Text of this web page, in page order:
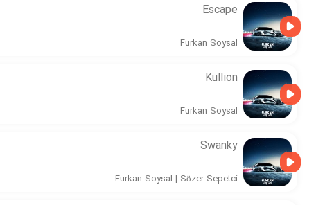
Escape
Furkan Soysal
Kullion
Furkan Soysal
Swanky
Furkan Soysal | Sözer Sepetci